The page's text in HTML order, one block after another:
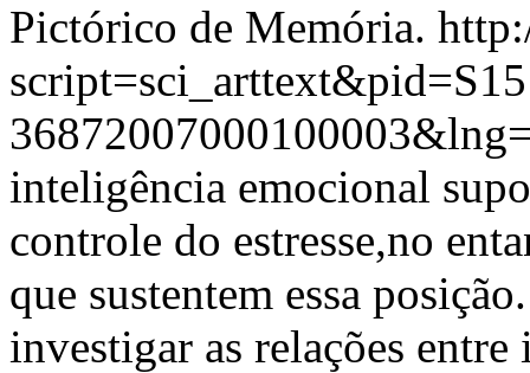
Pictórico de Memória.
inteligência emocional
controle do estresse,no
que sustentem essa
investigar as relações